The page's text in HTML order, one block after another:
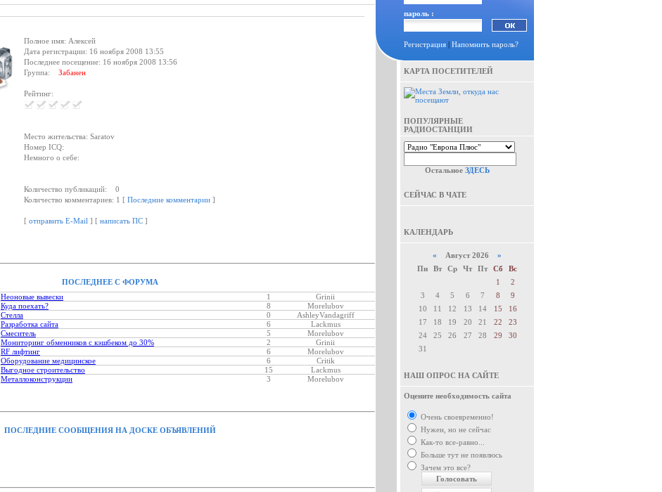
Полное имя: Алексей
Дата регистрации: 16 ноября 2008 13:55
Последнее посещение: 16 ноября 2008 13:56
Группа: Забанен
Рейтинг:
Место жительства: Saratov
Номер ICQ:
Немного о себе:
Количество публикаций: 0
Количество комментариев: 1 [ Последние комментарии]
[ отправить E-Mail ] [ написать ПС]
ПОСЛЕДНЕЕ С ФОРУМА
Неоновые вывески 1
Grinii
Куда поехать? 8
Morelubov
Стелла 0
AshleyVandagriff
Разработка сайта 6
Lackmus
Смеситель 5
Morelubov
Мониторинг обменников с кэшбеком до 30% 2
Grinii
RF лифтинг 6
Morelubov
Оборудование медицинское 6
Critik
Выгодное строительство 15
Lackmus
Металлоконструкции 3 Morelubov
ПОСЛЕДНИЕ СООБЩЕНИЯ НА ДОСКЕ ОБЪЯВЛЕНИЙ
пароль :
Регистрация | Напомнить пароль?
КАРТА ПОСЕТИТЕЛЕЙ
ПОПУЛЯРНЫЕ
РАДИОСТАНЦИИ
Остальное ЗДЕСЬ
СЕЙЧАС В ЧАТЕ
КАЛЕНДАРЬ
« Август 2026 »
Пн
Вт Ср Чт Пт Сб
Вс
1
2
3
4 5 6 7 8
9
10
11 12 13 14 15
16
17
18 19 20 21 22
23
24
25 26 27 28 29
30
31
НАШ ОПРОС НА САЙТЕ
Оцените необходимость сайта
Очень своевременно!
Нужен, но не сейчас
Как-то все-равно...
Больше тут не появлюсь
Зачем это все?